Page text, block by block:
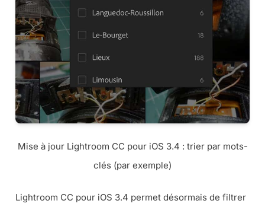
Mise à jour Lightroom CC pour iOS 3.4 : trier par mots-
clés (par exemple)
Lightroom CC pour iOS 3.4 permet désormais de filtrer